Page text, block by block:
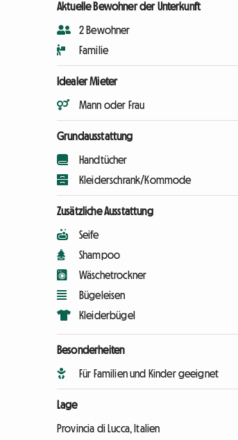
Aktuelle Bewohner der Unterkunft
2 Bewohner
Familie
Idealer Mieter
Mann oder Frau
Grundausstattung
Handtücher
Kleiderschrank/Kommode
Zusätzliche Ausstattung
Seife
Shampoo
Wäschetrockner
Bügeleisen
Kleiderbügel
Besonderheiten
Für Familien und Kinder geeignet
Lage
Provincia di Lucca, Italien